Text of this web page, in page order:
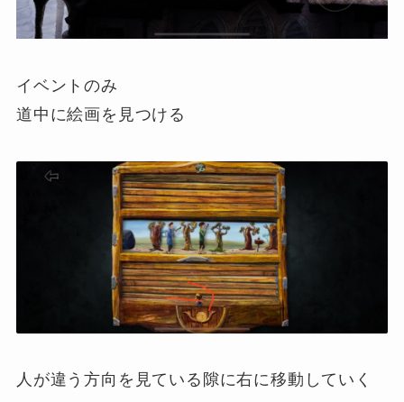
イベントのみ
道中に絵画を見つける
人が違う方向を見ている隙に右に移動していく